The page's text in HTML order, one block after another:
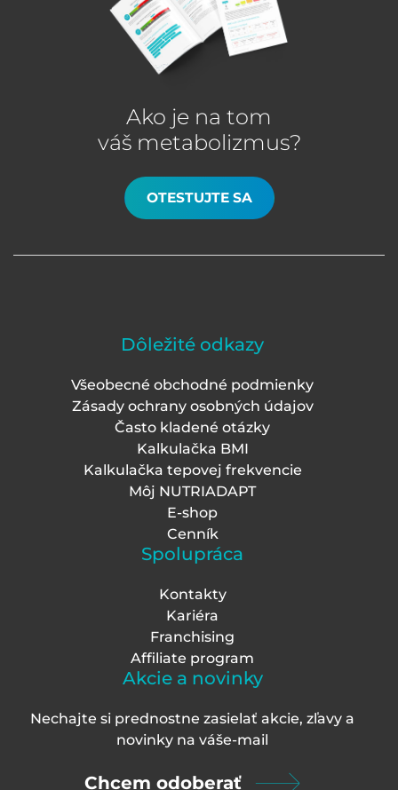
Ako je na tom
váš metabolizmus?
OTESTUJTE SA
Dôležité odkazy
Všeobecné obchodné podmienky
Zásady ochrany osobných údajov
Často kladené otázky
Kalkulačka BMI
Kalkulačka tepovej frekvencie
Môj NUTRIADAPT
E-shop
Cenník
Spolupráca
Kontakty
Kariéra
Franchising
Affiliate program
Akcie a novinky
Nechajte si prednostne zasielať akcie, zľavy a
novinky na váše-mail
Chcem odoberať